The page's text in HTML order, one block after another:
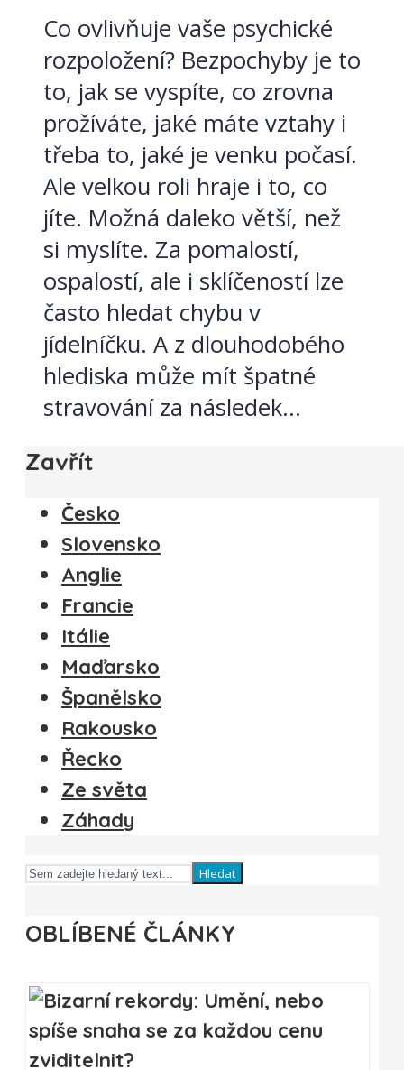
Co ovlivňuje vaše psychické
rozpoložení? Bezpochyby je to
to, jak se vyspíte, co zrovna
prožíváte, jaké máte vztahy i
třeba to, jaké je venku počasí.
Ale velkou roli hraje i to, co
jíte. Možná daleko větší, než
si myslíte. Za pomalostí,
ospalostí, ale i sklíčeností lze
často hledat chybu v
jídelníčku. A z dlouhodobého
hlediska může mít špatné
stravování za následek...
Zavřít
Česko
Slovensko
Anglie
Francie
Itálie
Maďarsko
Španělsko
Rakousko
Řecko
Ze světa
Záhady
Hledat
OBLÍBENÉ ČLÁNKY